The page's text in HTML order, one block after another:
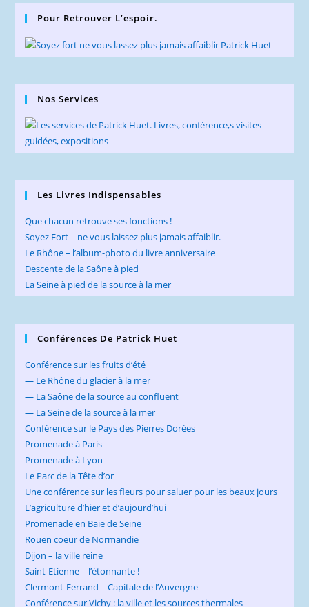
Pour Retrouver L’espoir.
Nos Services
Les Livres Indispensables
Que chacun retrouve ses fonctions !
Soyez Fort – ne vous laissez plus jamais affaiblir.
Le Rhône – l’album-photo du livre anniversaire
Descente de la Saône à pied
La Seine à pied de la source à la mer
Conférences De Patrick Huet
Conférence sur les fruits d’été
— Le Rhône du glacier à la mer
— La Saône de la source au confluent
— La Seine de la source à la mer
Conférence sur le Pays des Pierres Dorées
Promenade à Paris
Promenade à Lyon
Le Parc de la Tête d’or
Une conférence sur les fleurs pour saluer pour les beaux jours
L’agriculture d’hier et d’aujourd’hui
Promenade en Baie de Seine
Rouen coeur de Normandie
Dijon – la ville reine
Saint-Etienne – l’étonnante !
Clermont-Ferrand – Capitale de l’Auvergne
Conférence sur Vichy : la ville et les sources thermales